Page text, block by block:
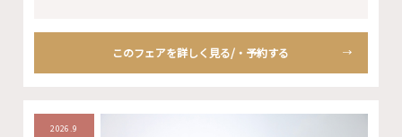
このフェアを詳しく見る/・予約する
2026.9